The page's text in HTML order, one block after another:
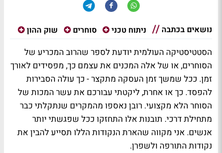
נושאים בכתבה ניתוח טכני סוחרים שוק ההון
הסטטיסטיקה העולמית יודעת לספר שהרוב המכריע של
הסוחרים, או של אלה המכנים את עצמם כך, מפסידים לאורך
זמן. ככל שמשך זמן העסקה מתקצר - כך עולה הסבירות
להפסד. כך או אחרת, ליקטתי עבורכם את עשר המכות של
הסוחר הלא מקצועי. רובן נאספו מהמקרים שנתקלתי כבר
מתחילת דרכי. תובנות אלו התחזקו ככל שפגשתי יותר
אנשים. אני מקווה שהארת הנקודות הללו תסייע להבין את
נקודות התורפה ולשפרן.